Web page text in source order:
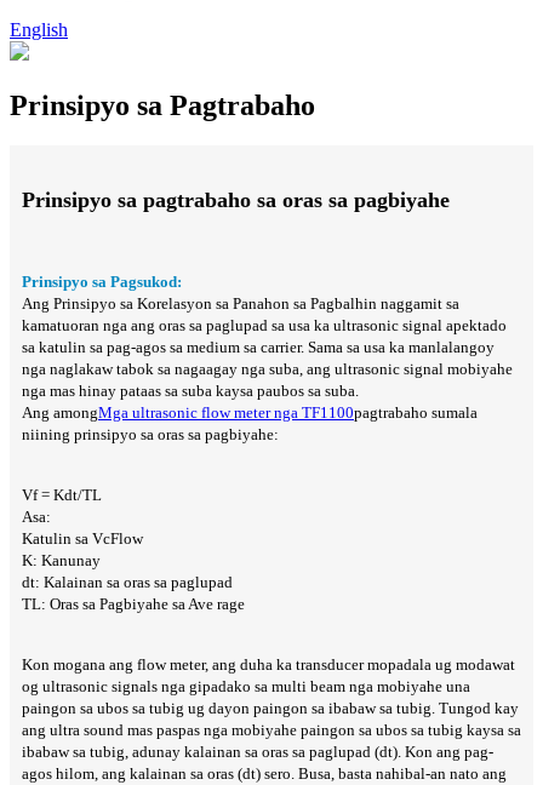
English
Prinsipyo sa Pagtrabaho
Prinsipyo sa pagtrabaho sa oras sa pagbiyahe
Prinsipyo sa Pagsukod:
Ang Prinsipyo sa Korelasyon sa Panahon sa Pagbalhin naggamit sa
kamatuoran nga ang oras sa paglupad sa usa ka ultrasonic signal apektado
sa katulin sa pag-agos sa medium sa carrier. Sama sa usa ka manlalangoy
nga naglakaw tabok sa nagaagay nga suba, ang ultrasonic signal mobiyahe
nga mas hinay pataas sa suba kaysa paubos sa suba.
Ang amongMga ultrasonic flow meter nga TF1100pagtrabaho sumala
niining prinsipyo sa oras sa pagbiyahe:
Vf = Kdt/TL
Asa:
Katulin sa VcFlow
K: Kanunay
dt: Kalainan sa oras sa paglupad
TL: Oras sa Pagbiyahe sa Ave rage
Kon mogana ang flow meter, ang duha ka transducer mopadala ug modawat
og ultrasonic signals nga gipadako sa multi beam nga mobiyahe una
paingon sa ubos sa tubig ug dayon paingon sa ibabaw sa tubig. Tungod kay
ang ultra sound mas paspas nga mobiyahe paingon sa ubos sa tubig kaysa sa
ibabaw sa tubig, adunay kalainan sa oras sa paglupad (dt). Kon ang pag-
agos hilom, ang kalainan sa oras (dt) sero. Busa, basta nahibal-an nato ang